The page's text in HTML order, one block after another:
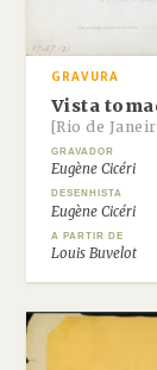
GRAVURA
Vista
[Rio de
GRAVADOR
Eugène Cicéri
DESENHISTA
Eugène Cicéri
A PARTIR DE
Louis Buvelot